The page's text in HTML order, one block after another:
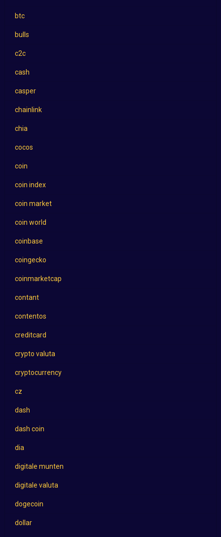
btc
bulls
c2c
cash
casper
chainlink
chia
cocos
coin
coin index
coin market
coin world
coinbase
coingecko
coinmarketcap
contant
contentos
creditcard
crypto valuta
cryptocurrency
cz
dash
dash coin
dia
digitale munten
digitale valuta
dogecoin
dollar